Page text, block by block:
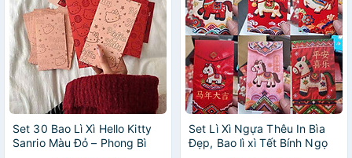
Set 30 Bao Lì Xì Hello Kitty
Sanrio Màu Đỏ – Phong Bì
Set Lì Xì Ngựa Thêu In Bìa
Đẹp, Bao lì xì Tết Bính Ngọ